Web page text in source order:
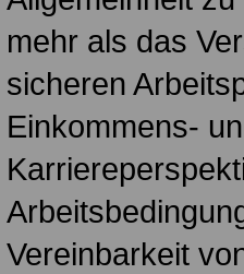
mehr als das
sicheren
Einkommens-
Vereinbarkeit